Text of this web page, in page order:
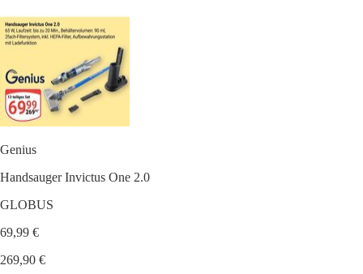
Genius
Handsauger Invictus One 2.0
GLOBUS
69,99 €
269,90 €